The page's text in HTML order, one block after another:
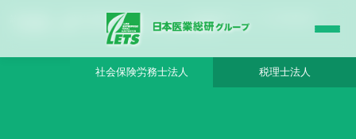
診療所開業 ～ 診療科別開業成功のポイント ～ - 日本医業総研グループ |日本医業総研
｜医院開業・承継・クリニック経営支援・医療モール開発
社会保険労務士法人 税理士法人